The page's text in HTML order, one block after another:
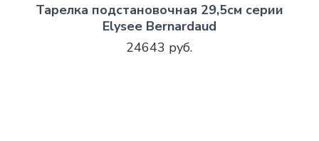
Тарелка подстановочная 29,5см серии
Elysee Bernardaud
24643 руб.